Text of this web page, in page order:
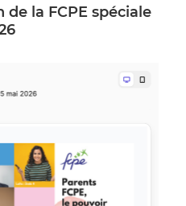
la FCPE spéciale